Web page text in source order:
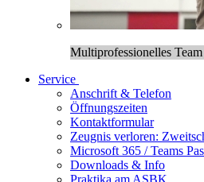
Multiprofessionelles
Service
Anschrift & Telefon
Öffnungszeiten
Kontaktformular
Zeugnis verloren:
Microsoft 365 / Teams
Downloads & Info
Praktika am ASBK